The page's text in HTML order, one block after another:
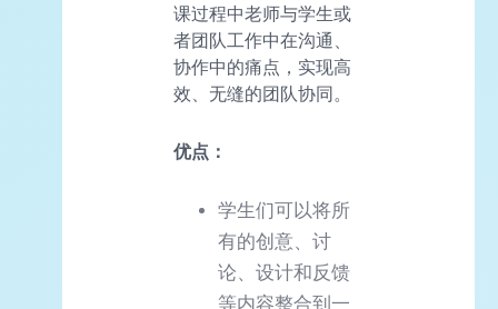
课过程中老师与学生或
者团队工作中在沟通、
协作中的痛点，实现高
效、无缝的团队协同。
优点：
学生们可以将所
有的创意、讨
论、设计和反馈
等内容整合到一